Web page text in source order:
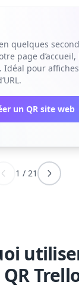
quelques
page
Idéal pour
un QR site web
1 / 21